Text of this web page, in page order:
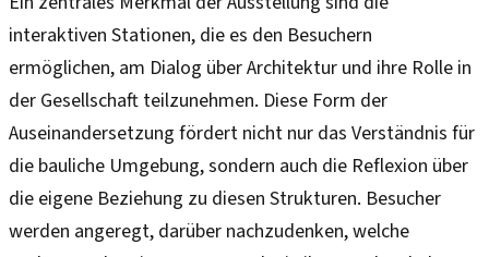
interaktiven Stationen, die es den Besuchern
ermöglichen, am Dialog über Architektur und ihre Rolle in
der Gesellschaft teilzunehmen. Diese Form der
Auseinandersetzung fördert nicht nur das Verständnis für
die bauliche Umgebung, sondern auch die Reflexion über
die eigene Beziehung zu diesen Strukturen. Besucher
werden angeregt, darüber nachzudenken, welche